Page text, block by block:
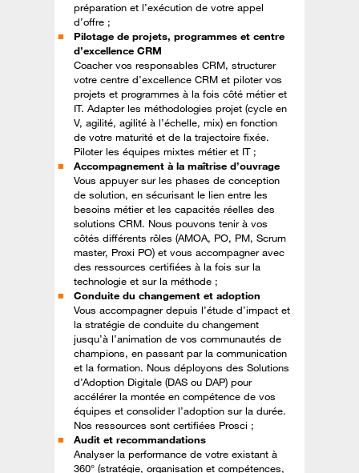
préparation et l’exécution de votre appel
d’offre ;
Pilotage de projets, programmes et centre
d’excellence CRM
Coacher vos responsables CRM, structurer
votre centre d’excellence CRM et piloter vos
projets et programmes à la fois côté métier et
IT. Adapter les méthodologies projet (cycle en
V, agilité, agilité à l’échelle, mix) en fonction
de votre maturité et de la trajectoire fixée.
Piloter les équipes mixtes métier et IT ;
Accompagnement à la maîtrise d’ouvrage
Vous appuyer sur les phases de conception
de solution, en sécurisant le lien entre les
besoins métier et les capacités réelles des
solutions CRM. Nous pouvons tenir à vos
côtés différents rôles (AMOA, PO, PM, Scrum
master, Proxi PO) et vous accompagner avec
des ressources certifiées à la fois sur la
technologie et sur la méthode ;
Conduite du changement et adoption
Vous accompagner depuis l’étude d’impact et
la stratégie de conduite du changement
jusqu’à l’animation de vos communautés de
champions, en passant par la communication
et la formation. Nous déployons des Solutions
d’Adoption Digitale (DAS ou DAP) pour
accélérer la montée en compétence de vos
équipes et consolider l’adoption sur la durée.
Nos ressources sont certifiées Prosci ;
Audit et recommandations
Analyser la performance de votre existant à
360° (stratégie, organisation et compétences,